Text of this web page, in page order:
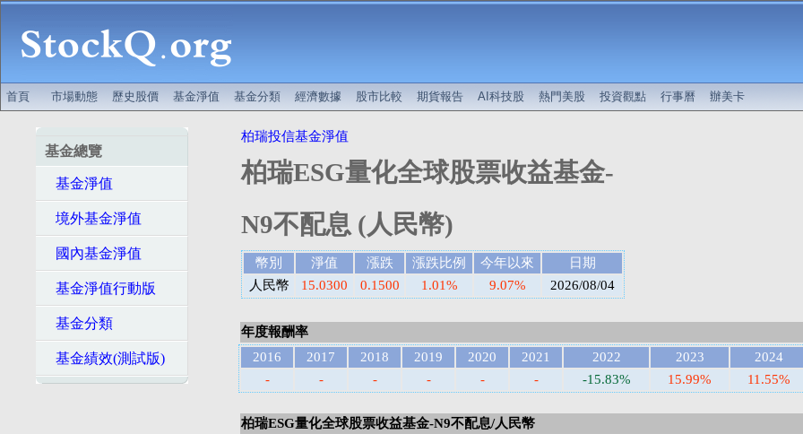
首頁 市場動態 歷史股價 基金淨值 基金分類 經濟數據 股市比較 期貨報告 AI科技股 熱門美股 投資觀點 行事曆 辦美卡
基金總覽
基金淨值
境外基金淨值
國內基金淨值
基金淨值行動版
基金分類
基金績效(測試版)
柏瑞投信基金淨值
柏瑞ESG量化全球股票收益基金-
N9不配息 (人民幣)
幣別 淨值 漲跌 漲跌比例 今年以來
日期
人民幣
15.0300 0.1500 1.01% 9.07% 2026/08/04
年度報酬率
2016
2017 2018 2019 2020 2021 2022 2023
2024
-
- - - - - -15.83% 15.99% 11.55%
柏瑞ESG量化全球股票收益基金-N9不配息/人民幣